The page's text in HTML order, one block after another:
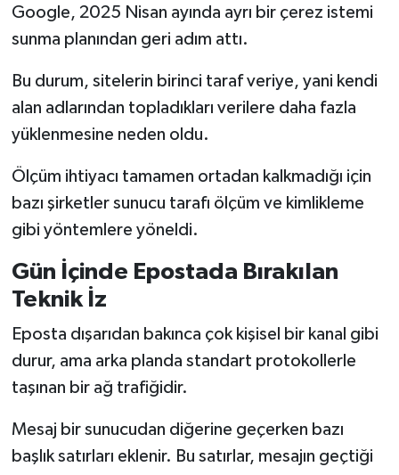
Google, 2025 Nisan ayında ayrı bir çerez istemi
sunma planından geri adım attı.
Bu durum, sitelerin birinci taraf veriye, yani kendi
alan adlarından topladıkları verilere daha fazla
yüklenmesine neden oldu.
Ölçüm ihtiyacı tamamen ortadan kalkmadığı için
bazı şirketler sunucu tarafı ölçüm ve kimlikleme
gibi yöntemlere yöneldi.
Gün İçinde Epostada Bırakılan
Teknik İz
Eposta dışarıdan bakınca çok kişisel bir kanal gibi
durur, ama arka planda standart protokollerle
taşınan bir ağ trafiğidir.
Mesaj bir sunucudan diğerine geçerken bazı
başlık satırları eklenir. Bu satırlar, mesajın geçtiği